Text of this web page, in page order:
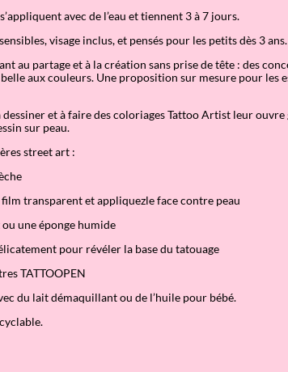
avec de l’eau et tiennent 3 à 7 jours.
visage inclus, et pensés pour les petits dès 3 ans.
au partage et à la création sans prise de tête : des
aux couleurs. Une proposition sur mesure pour les
et à faire des coloriages Tattoo Artist leur ouvre
sur peau.
street art :
transparent et appliquezle face contre peau
une éponge humide
pour révéler la base du tatouage
TATTOOPEN
du lait démaquillant ou de l’huile pour bébé.